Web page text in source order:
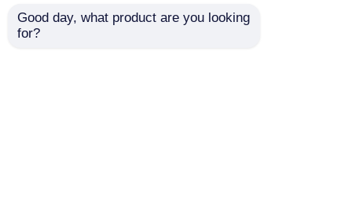
Good day, what product are you looking
for?